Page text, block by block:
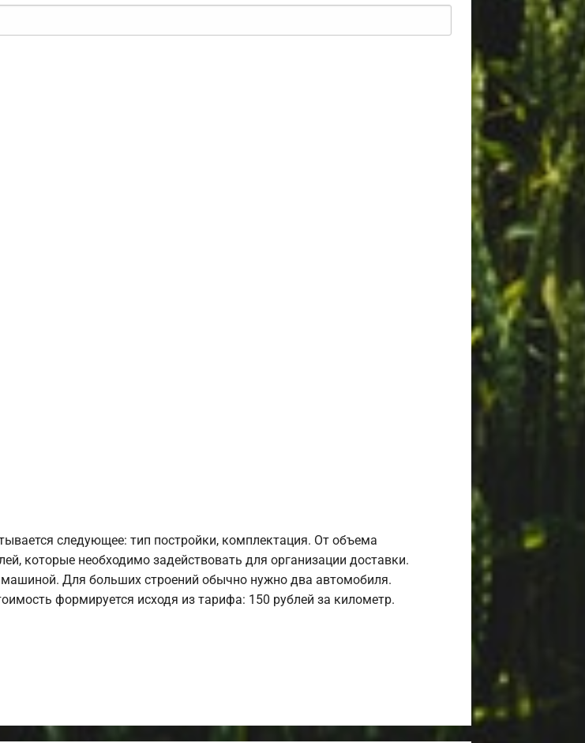
следующее: тип постройки, комплектация. От объема
которые необходимо задействовать для организации доставки.
Для больших строений обычно нужно два автомобиля.
формируется исходя из тарифа: 150 рублей за километр.